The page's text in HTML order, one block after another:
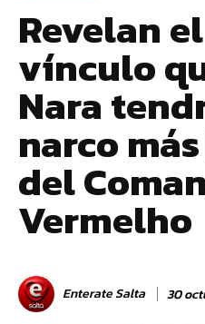
Revelan
vínculo
Nara
narco
del
Vermelho
Enterate Salta 30